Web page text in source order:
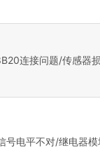
连接问题/传感器
号电平不对/继电器